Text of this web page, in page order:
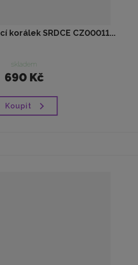
korálek SRDCE CZ00011...
skladem
690 Kč
Koupit